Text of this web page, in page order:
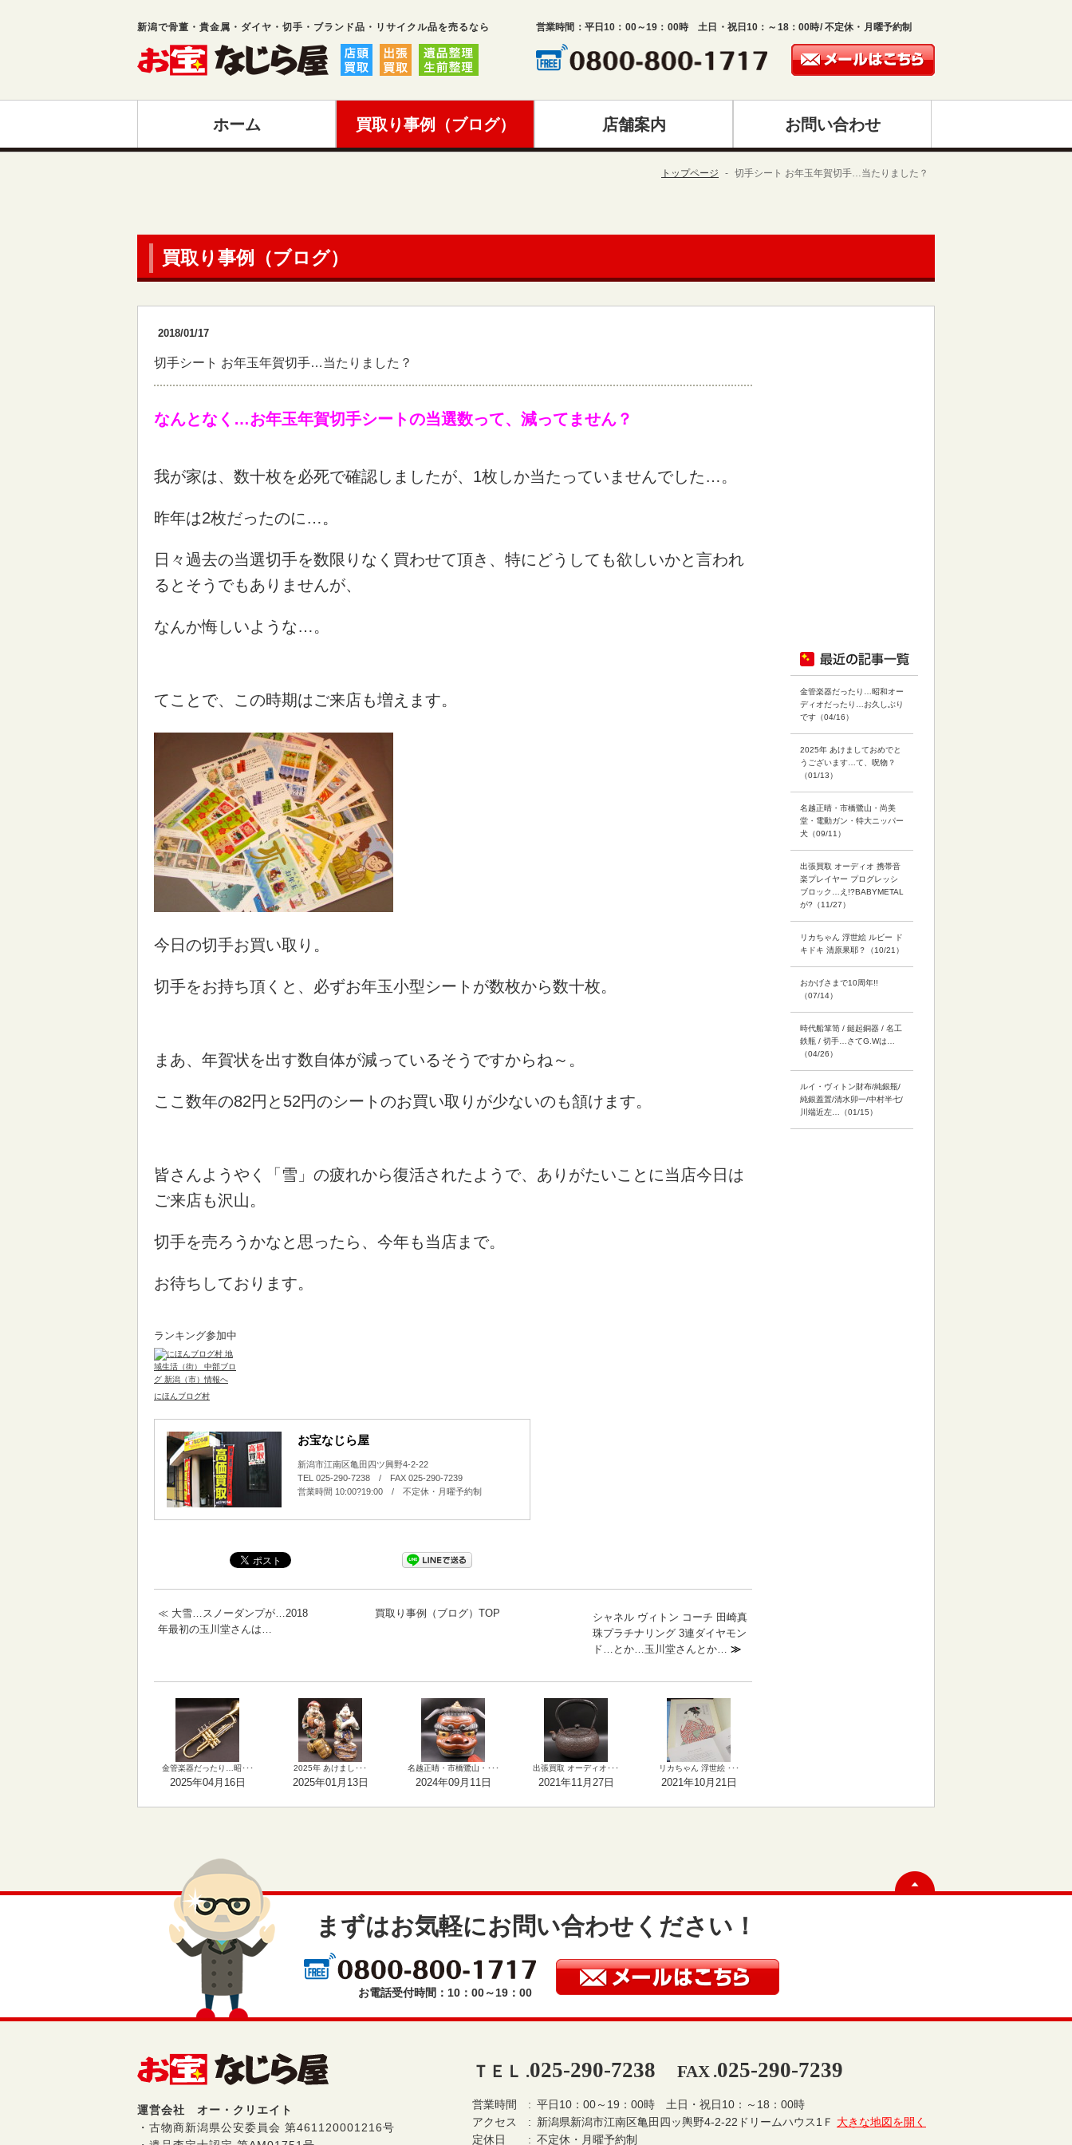
新潟で骨董・貴金属・ダイヤ・切手・ブランド品・リサイクル品を売るなら 営業時間：平日10：00～19：00時 土日・祝日10：～18：00時/ 不定休・月曜予約制
ホーム 買取り事例（ブログ） 店舗案内 お問い合わせ
トップページ 切手シート お年玉年賀切手…当たりました？
買取り事例（ブログ）
2018/01/17
切手シート お年玉年賀切手…当たりました？
なんとなく…お年玉年賀切手シートの当選数って、減ってません？
我が家は、数十枚を必死で確認しましたが、1枚しか当たっていませんでした…。
昨年は2枚だったのに…。
日々過去の当選切手を数限りなく買わせて頂き、特にどうしても欲しいかと言われ
るとそうでもありませんが、
なんか悔しいような…。
てことで、この時期はご来店も増えます。
今日の切手お買い取り。
切手をお持ち頂くと、必ずお年玉小型シートが数枚から数十枚。
まあ、年賀状を出す数自体が減っているそうですからね～。
ここ数年の82円と52円のシートのお買い取りが少ないのも頷けます。
皆さんようやく「雪」の疲れから復活されたようで、ありがたいことに当店今日は
ご来店も沢山。
切手を売ろうかなと思ったら、今年も当店まで。
お待ちしております。
ランキング参加中
にほんブログ村
お宝なじら屋
新潟市江南区亀田四ツ興野4-2-22
TEL 025-290-7238 / FAX 025-290-7239
営業時間 10:00?19:00 / 不定休・月曜予約制
≪ 大雪…スノーダンプが…2018
年最初の玉川堂さんは…
買取り事例（ブログ）TOP
シャネル ヴィトン コーチ 田崎真
珠プラチナリング 3連ダイヤモン
ド…とか…玉川堂さんとか… ≫
金管楽器だったり…昭･･･
2025年04月16日
2025年 あけまし･･･
2025年01月13日
名越正晴・市橋鷺山・･･･
2024年09月11日
出張買取 オーディオ･･･
2021年11月27日
リカちゃん 浮世絵 ･･･
2021年10月21日
金管楽器だったり…昭和オー
ディオだったり…お久しぶり
です（04/16）
2025年 あけましておめでと
うございます…て、呪物？
（01/13）
名越正晴・市橋鷺山・尚美
堂・電動ガン・特大ニッパー
犬（09/11）
出張買取 オーディオ 携帯音
楽プレイヤー プログレッシ
ブロック…え!?BABYMETAL
が?（11/27）
リカちゃん 浮世絵 ルビー ド
キドキ 清原果耶？（10/21）
おかげさまで10周年!!
（07/14）
時代船箪笥 / 鎚起銅器 / 名工
鉄瓶 / 切手…さてG.Wは…
（04/26）
ルイ・ヴィトン財布/純銀瓶/
純銀蓋置/清水卯一/中村半七/
川端近左…（01/15）
まずはお気軽にお問い合わせください！
お電話受付時間：10：00～19：00
運営会社 オー・クリエイト
・古物商新潟県公安委員会 第461120001216号
ＴＥＬ .025-290-7238 FAX .025-290-7239
営業時間 平日10：00～19：00時 土日・祝日10：～18：00時
アクセス
新潟県新潟市江南区亀田四ッ輿野4-2-22ドリームハウス1Ｆ 大きな地図を開く
定休日
不定休・月曜予約制